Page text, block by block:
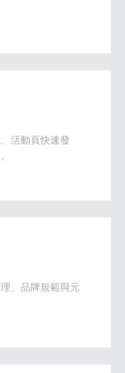
活動頁快速發
、品牌規範與元